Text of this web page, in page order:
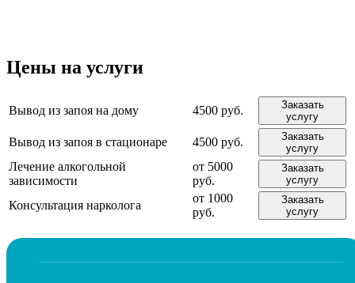
Цены на услуги
Вывод из запоя на дому 4500 руб.
Заказать
услугу
Вывод из запоя в стационаре 4500 руб.
Заказать
услугу
Лечение алкогольной
зависимости
от 5000
руб.
Заказать
услугу
Консультация нарколога
от 1000
руб.
Заказать
услугу